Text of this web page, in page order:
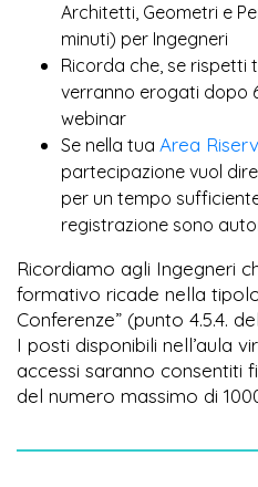
Architetti, Geometri e
minuti) per Ingegneri
Ricorda che, se rispetti
verranno erogati dopo
webinar
Se nella tua Area
partecipazione vuol
per un tempo
registrazione sono
Ricordiamo agli Ingegneri
formativo ricade nella
Conferenze” (punto 4.5.4.
I posti disponibili nell’aula
accessi saranno consentiti
del numero massimo di